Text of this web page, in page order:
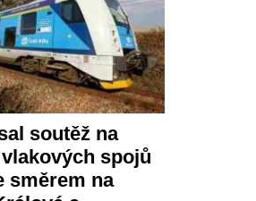
soutěž na
spojů
směrem na